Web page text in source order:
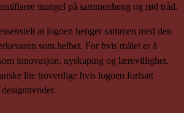
mangel på sammenheng og rød tråd.
at logoen henger sammen med den
som helhet. For hvis målet er å
innovasjon, nyskaping og lærevillighet,
lite troverdige hvis logoen fortsatt